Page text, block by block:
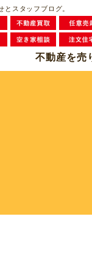
とスタッフブログ。
不動産を売